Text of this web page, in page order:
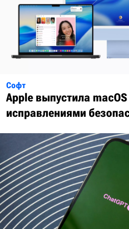
Софт
Apple выпустила
исправлениями